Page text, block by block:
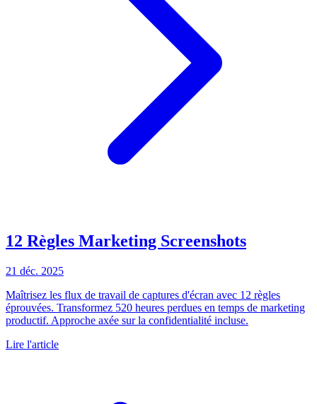
12 Règles Marketing Screenshots
21 déc. 2025
Maîtrisez les flux de travail de captures d'écran avec 12 règles
éprouvées. Transformez 520 heures perdues en temps de marketing
productif. Approche axée sur la confidentialité incluse.
Lire l'article